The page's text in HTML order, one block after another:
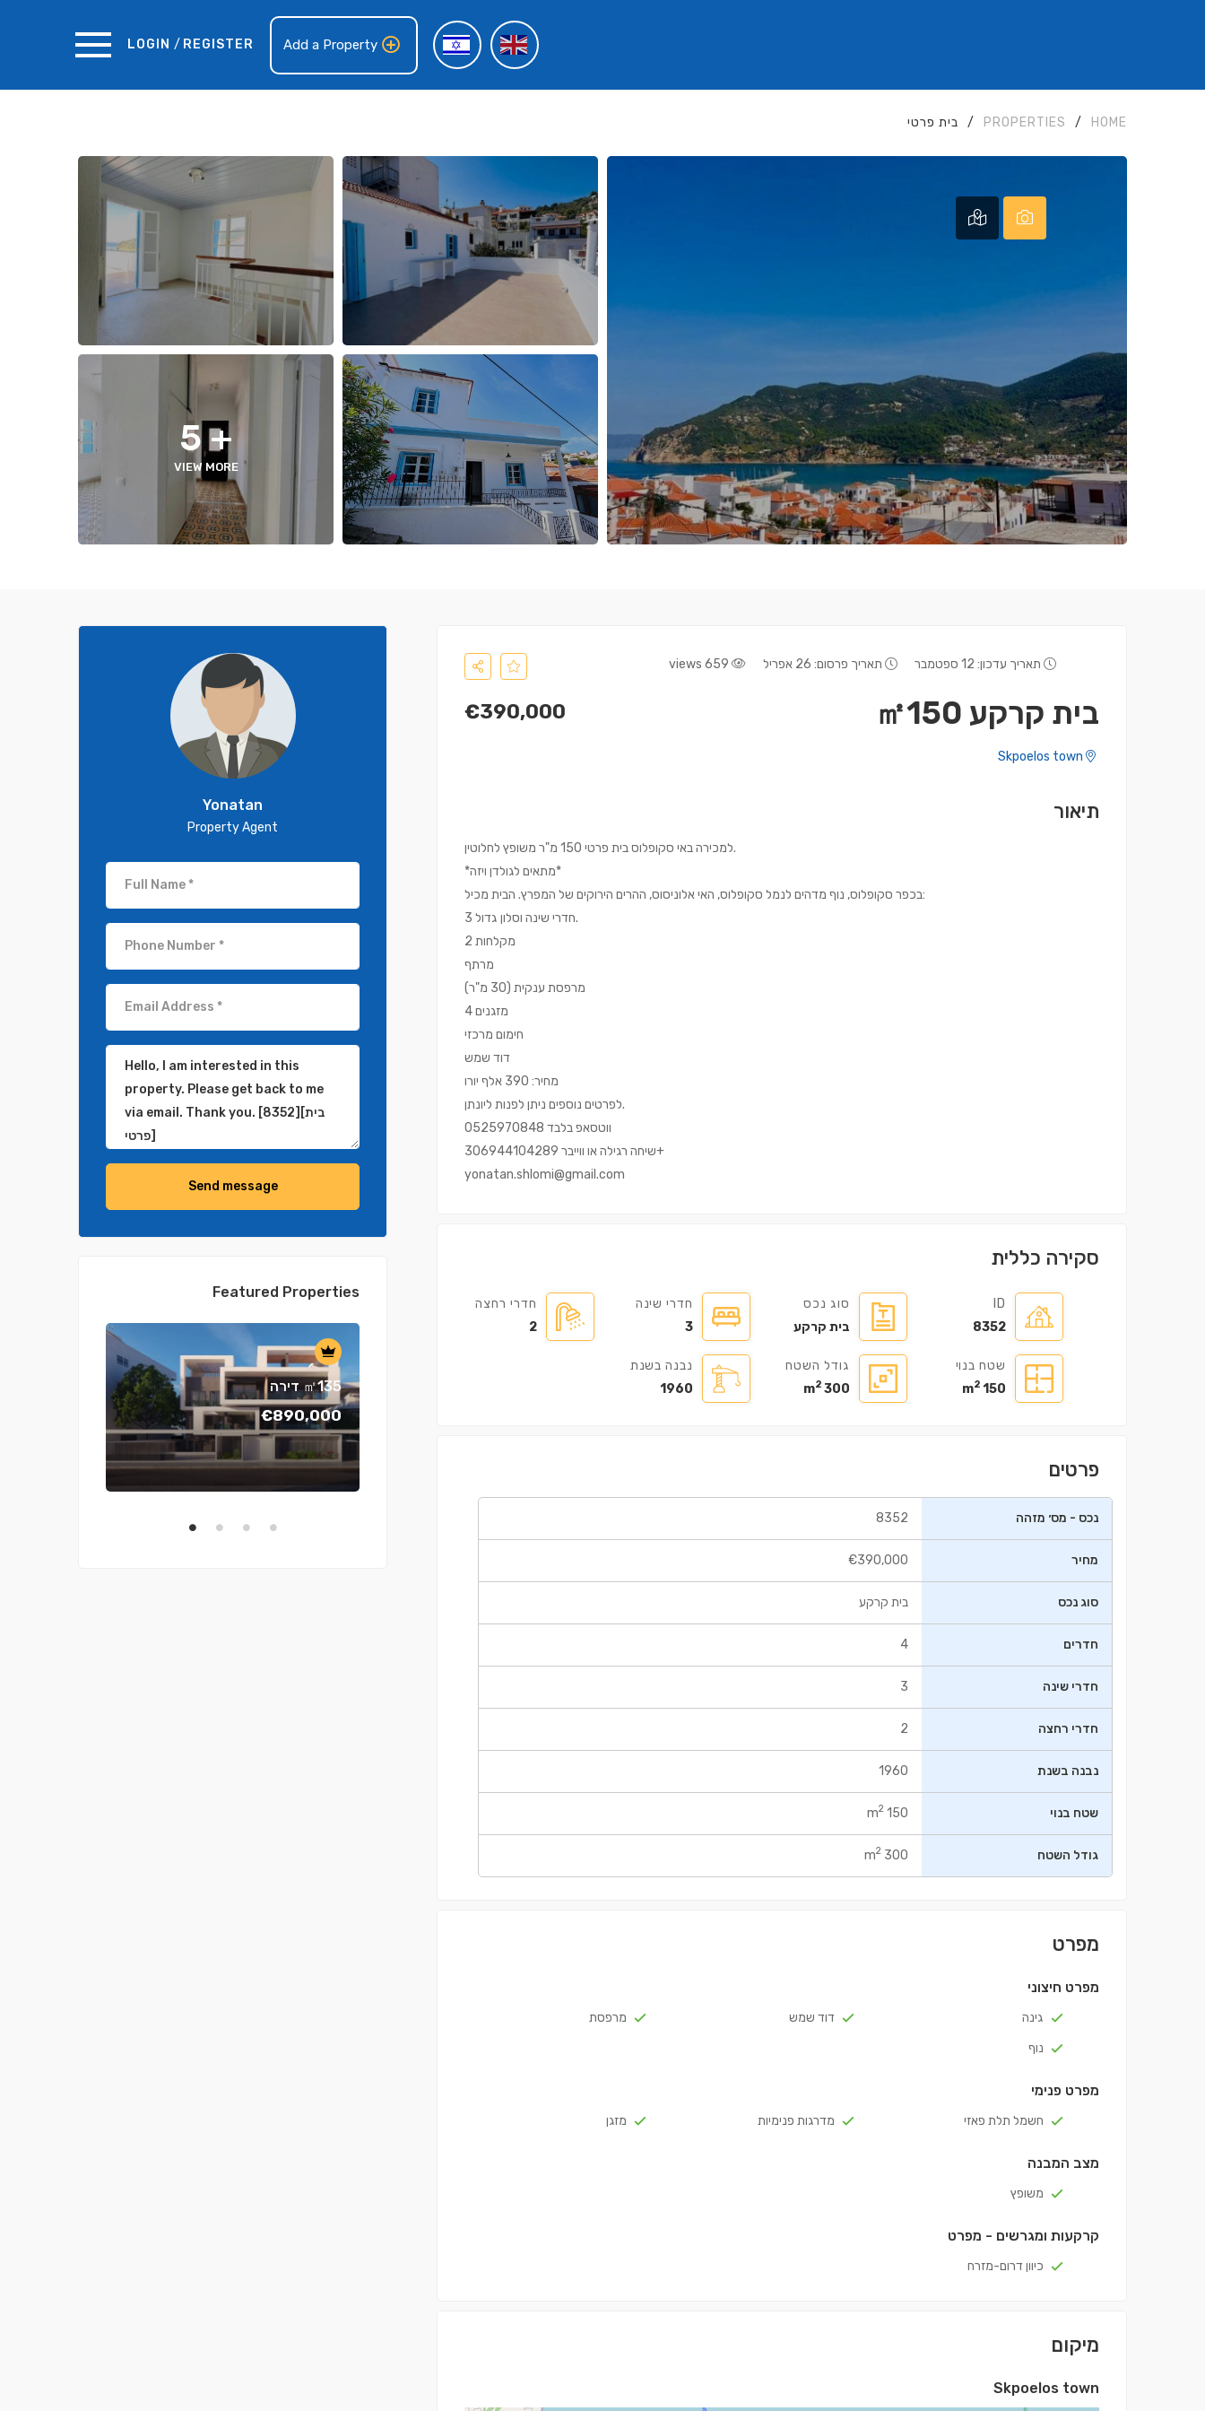
LOGIN / REGISTER Add a Property
HOME
/
PROPERTIES
/ בית פרטי
+ 5
VIEW MORE
תאריך עדכון: 12 ספטמבר תאריך פרסום: 26 אפריל 659 views
בית קרקע ㎡150 €390,000
תיאור
למכירה באי סקופלוס בית פרטי 150 מ"ר משופץ לחלוטין.
*מתאים לגולדן ויזה*
בכפר סקופלוס, נוף מדהים לנמל סקופלוס, האי אלוניסוס, ההרים הירוקים של המפרץ. הבית מכיל:
3 חדרי שינה וסלון גדול.
2 מקלחות
מרתף
מרפסת ענקית (30 מ"ר)
4 מזגנים
חימום מרכזי
דוד שמש
מחיר: 390 אלף יורו
לפרטים נוספים ניתן לפנות ליונתן.
ווטסאפ בלבד 0525970848
שיחה רגילה או ווייבר 306944104289+
yonatan.shlomi@gmail.com
סקירה כללית
ID
8352
סוג נכס
בית קרקע
חדרי שינה
3
חדרי רחצה
2
שטח בנוי
150 m
2
גודל השטח
300 m
2
נבנה בשנת
1960
פרטים
נכס - מס׳ מזהה 8352
מחיר €390,000
סוג נכס בית קרקע
חדרים 4
חדרי שינה 3
חדרי רחצה 2
נבנה בשנת 1960
שטח בנוי 150 m
2
גודל השטח 300 m
2
מפרט
מפרט חיצוני
גינה דוד שמש
מרפסת
נוף
מפרט פנימי
חשמל תלת פאזי מדרגות פנימיות מזגן
מצב המבנה
משופץ
קרקעות ומגרשים - מפרט
כיוון דרום-מזרח
מיקום
Skpoelos town
Yonatan
Property Agent
Send message
Featured Properties
דירה ㎡112 דירה ㎡135
€890,000